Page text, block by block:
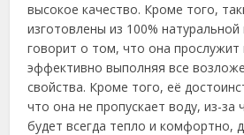
высокое качество. Кроме того,
изготовлены из 100%
говорит о том, что она прослужит
эффективно выполняя все
свойства. Кроме того, её
что она не пропускает воду, из-за
будет всегда тепло и комфортно,